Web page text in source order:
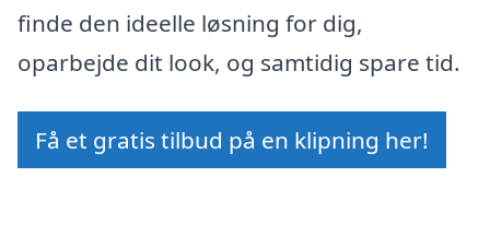
finde den ideelle løsning for dig,
oparbejde dit look, og samtidig spare tid.
Få et gratis tilbud på en klipning her!